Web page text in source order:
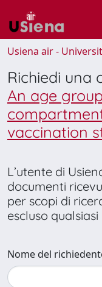
Usiena air -
Richiedi una
An age
vaccination
L’utente di
documenti
per scopi di
escluso
Nome del